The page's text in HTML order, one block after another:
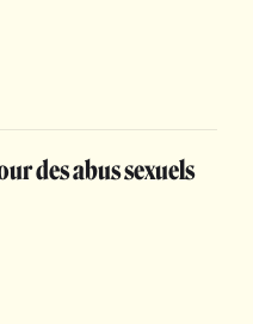
des abus sexuels